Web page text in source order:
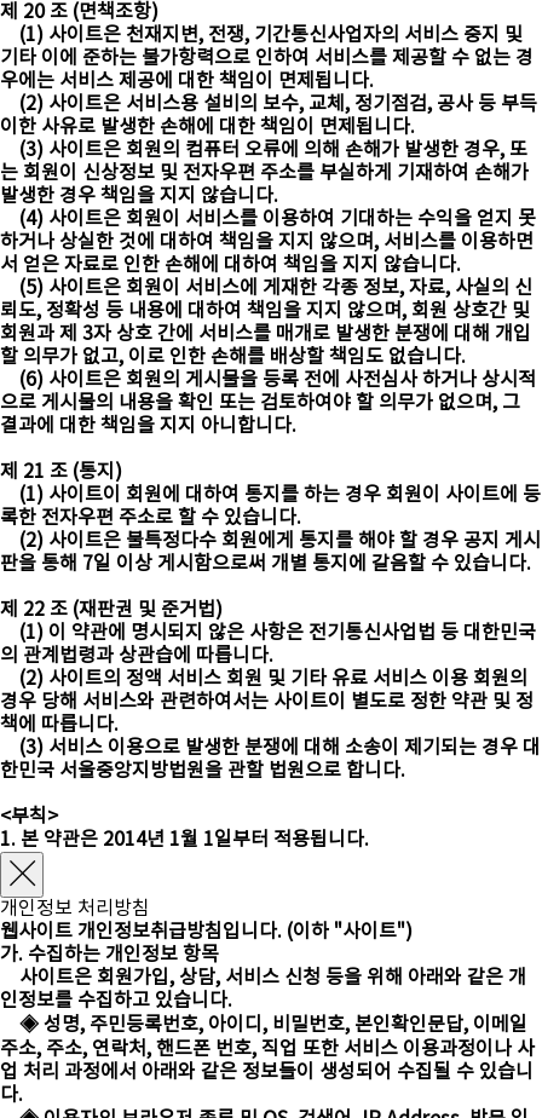
제 20 조 (면책조항)
(1) 사이트은 천재지변, 전쟁, 기간통신사업자의 서비스 중지 및
기타 이에 준하는 불가항력으로 인하여 서비스를 제공할 수 없는 경
우에는 서비스 제공에 대한 책임이 면제됩니다.
(2) 사이트은 서비스용 설비의 보수, 교체, 정기점검, 공사 등 부득
이한 사유로 발생한 손해에 대한 책임이 면제됩니다.
(3) 사이트은 회원의 컴퓨터 오류에 의해 손해가 발생한 경우, 또
는 회원이 신상정보 및 전자우편 주소를 부실하게 기재하여 손해가
발생한 경우 책임을 지지 않습니다.
(4) 사이트은 회원이 서비스를 이용하여 기대하는 수익을 얻지 못
하거나 상실한 것에 대하여 책임을 지지 않으며, 서비스를 이용하면
서 얻은 자료로 인한 손해에 대하여 책임을 지지 않습니다.
(5) 사이트은 회원이 서비스에 게재한 각종 정보, 자료, 사실의 신
뢰도, 정확성 등 내용에 대하여 책임을 지지 않으며, 회원 상호간 및
회원과 제 3자 상호 간에 서비스를 매개로 발생한 분쟁에 대해 개입
할 의무가 없고, 이로 인한 손해를 배상할 책임도 없습니다.
(6) 사이트은 회원의 게시물을 등록 전에 사전심사 하거나 상시적
으로 게시물의 내용을 확인 또는 검토하여야 할 의무가 없으며, 그
결과에 대한 책임을 지지 아니합니다.
제 21 조 (통지)
(1) 사이트이 회원에 대하여 통지를 하는 경우 회원이 사이트에 등
록한 전자우편 주소로 할 수 있습니다.
(2) 사이트은 불특정다수 회원에게 통지를 해야 할 경우 공지 게시
판을 통해 7일 이상 게시함으로써 개별 통지에 갈음할 수 있습니다.
제 22 조 (재판권 및 준거법)
(1) 이 약관에 명시되지 않은 사항은 전기통신사업법 등 대한민국
의 관계법령과 상관습에 따릅니다.
(2) 사이트의 정액 서비스 회원 및 기타 유료 서비스 이용 회원의
경우 당해 서비스와 관련하여서는 사이트이 별도로 정한 약관 및 정
책에 따릅니다.
(3) 서비스 이용으로 발생한 분쟁에 대해 소송이 제기되는 경우 대
한민국 서울중앙지방법원을 관할 법원으로 합니다.
<부칙>
1. 본 약관은 2014년 1월 1일부터 적용됩니다.
개인정보 처리방침
웹사이트 개인정보취급방침입니다. (이하 "사이트")
가. 수집하는 개인정보 항목
사이트은 회원가입, 상담, 서비스 신청 등을 위해 아래와 같은 개
인정보를 수집하고 있습니다.
◈ 성명, 주민등록번호, 아이디, 비밀번호, 본인확인문답, 이메일
주소, 주소, 연락처, 핸드폰 번호, 직업 또한 서비스 이용과정이나 사
업 처리 과정에서 아래와 같은 정보들이 생성되어 수집될 수 있습니
다.